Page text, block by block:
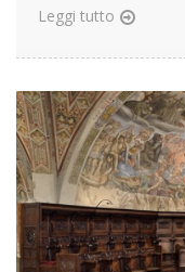
Leggi tutto